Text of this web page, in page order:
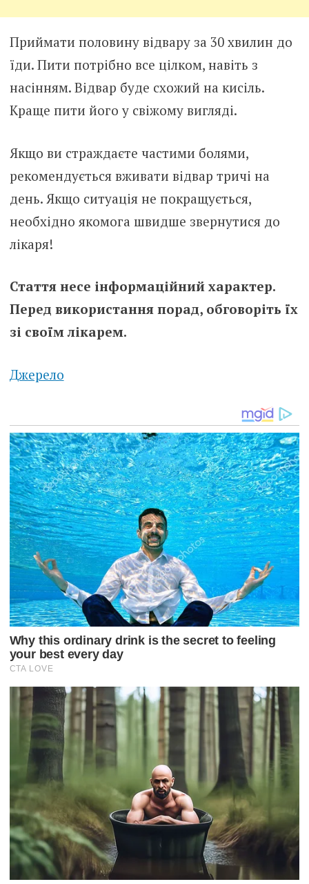
Приймати половину відвару за 30 хвилин до
їди. Пити потрібно все цілком, навіть з
насінням. Відвар буде схожий на кисіль.
Краще пити його у свіжому вигляді.
Якщо ви страждаєте частими болями,
рекомендується вживати відвар тричі на
день. Якщо ситуація не покращується,
необхідно якомога швидше звернутися до
лікаря!
Стаття несе інформаційний характер.
Перед використання порад, обговоріть їх
зі своїм лікарем.
Джерело